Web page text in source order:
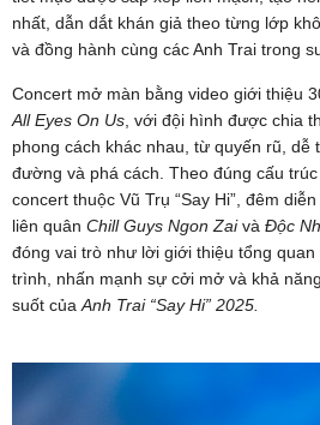
nhất, dẫn dắt khán giả theo từng lớp
và đồng hành cùng các Anh Trai trong
Concert mở màn bằng video giới thiệu
All Eyes On Us, với đội hình được chia
phong cách khác nhau, từ quyến rũ, dễ
đường và phá cách. Theo đúng cấu
concert thuộc Vũ Trụ “Say Hi”, đêm
liên quân Chill Guys Ngon Zaivà Độc
đóng vai trò như lời giới thiệu tổng
trình, nhấn mạnh sự cởi mở và khả
suốt củaAnh Trai “Say Hi” 2025.